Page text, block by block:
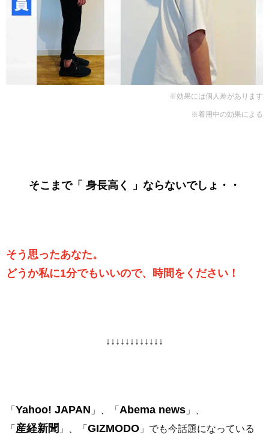
※効果には個人差があります
※着用中の効果による
そこまで「 身長高く 」ならないでしょ・・
そう思ったあなた。
どうか私に1分でもいいので、時間をください！
↓↓↓↓↓↓↓↓↓↓↓↓
「 Yahoo! JAPAN 」、「 Abema news 」、
「 産経新聞 」、「 GIZMODO 」でも今話題になっている